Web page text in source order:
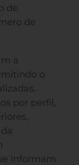
de
de
a
o
por perfil,
informam